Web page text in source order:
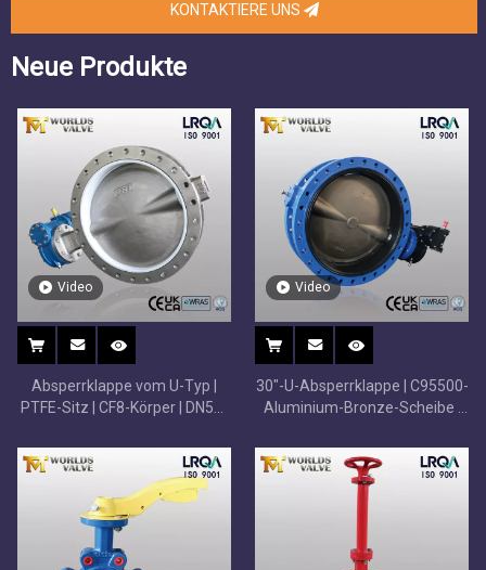
KONTAKTIERE UNS
Neue Produkte
Video
Absperrklappe vom U-Typ |
PTFE-Sitz | CF8-Körper | DN50-
Video
30"-U-Absperrklappe | C95500-
Aluminium-Bronze-Scheibe |